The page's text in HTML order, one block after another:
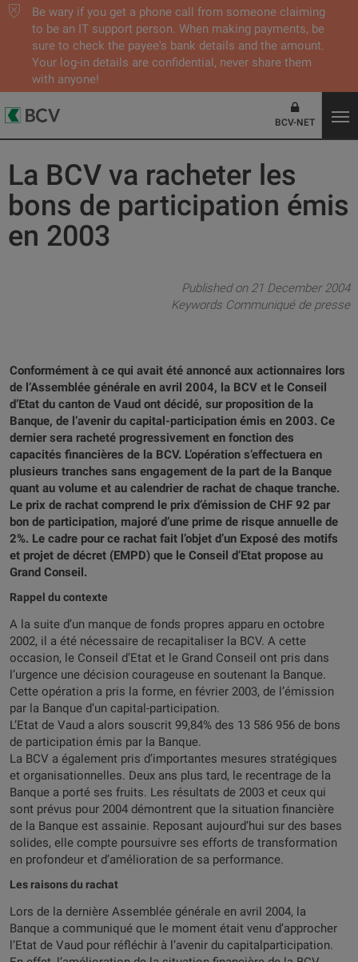
Be wary if you get a phone call from someone claiming
to be an IT support person. When making payments, be
sure to check the payee's bank details and the amount.
Your log-in details are confidential, never share them
with anyone!
BCV-NET
La BCV va racheter les
bons de participation émis
en 2003
Published on 21 December 2004
Keywords Communiqué de presse
Conformément à ce qui avait été annoncé aux actionnaires lors
de l’Assemblée générale en avril 2004, la BCV et le Conseil
d’Etat du canton de Vaud ont décidé, sur proposition de la
Banque, de l’avenir du capital-participation émis en 2003. Ce
dernier sera racheté progressivement en fonction des
capacités financières de la BCV. L’opération s’effectuera en
plusieurs tranches sans engagement de la part de la Banque
quant au volume et au calendrier de rachat de chaque tranche.
Le prix de rachat comprend le prix d’émission de CHF 92 par
bon de participation, majoré d’une prime de risque annuelle de
2%. Le cadre pour ce rachat fait l’objet d’un Exposé des motifs
et projet de décret (EMPD) que le Conseil d’Etat propose au
Grand Conseil.
Rappel du contexte
A la suite d’un manque de fonds propres apparu en octobre
2002, il a été nécessaire de recapitaliser la BCV. A cette
occasion, le Conseil d’Etat et le Grand Conseil ont pris dans
l’urgence une décision courageuse en soutenant la Banque.
Cette opération a pris la forme, en février 2003, de l’émission
par la Banque d’un capital-participation.
L’Etat de Vaud a alors souscrit 99,84% des 13 586 956 de bons
de participation émis par la Banque.
La BCV a également pris d’importantes mesures stratégiques
et organisationnelles. Deux ans plus tard, le recentrage de la
Banque a porté ses fruits. Les résultats de 2003 et ceux qui
sont prévus pour 2004 démontrent que la situation financière
de la Banque est assainie. Reposant aujourd’hui sur des bases
solides, elle compte poursuivre ses efforts de transformation
en profondeur et d’amélioration de sa performance.
Les raisons du rachat
Lors de la dernière Assemblée générale en avril 2004, la
Banque a communiqué que le moment était venu d’approcher
l’Etat de Vaud pour réfléchir à l’avenir du capitalparticipation.